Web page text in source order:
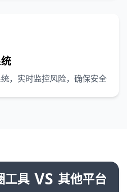
，实时监控风险，确保安全
工具 VS 其他平台